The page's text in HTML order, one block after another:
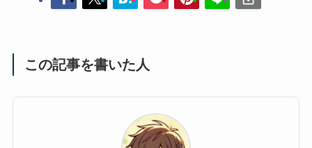
この記事を書いた人